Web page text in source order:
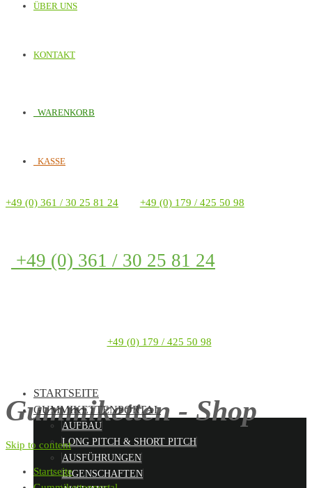
ÜBER UNS
KONTAKT
WARENKORB
KASSE
+49 (0) 361 / 30 25 81 24 +49 (0) 179 / 425 50 98
+49 (0) 361 / 30 25 81 24
+49 (0) 179 / 425 50 98
Gummiketten - Shop
STARTSEITE
GUMMIKETTENPORTAL
AUFBAU
LONG PITCH & SHORT PITCH
AUSFÜHRUNGEN
EIGENSCHAFTEN
Skip to content
Startseite